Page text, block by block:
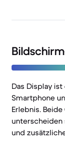
Das Display
Smartphone
Erlebnis.
unterscheiden
und